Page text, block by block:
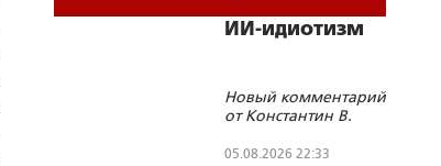
ИИ-идиотизм
Новый комментарий
от Константин В.
05.08.2026 22:33